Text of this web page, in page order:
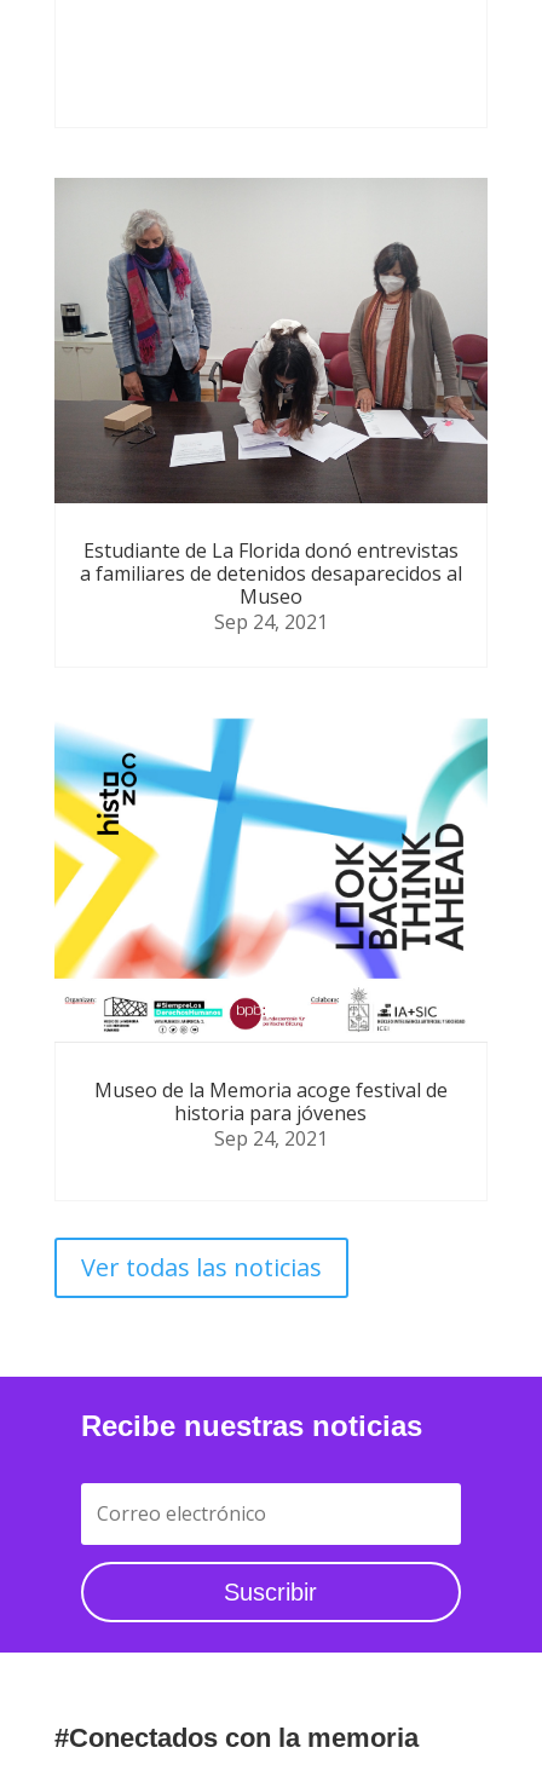
Estudiante de La Florida donó entrevistas
a familiares de detenidos desaparecidos al
Museo
Sep 24, 2021
Museo de la Memoria acoge festival de
historia para jóvenes
Sep 24, 2021
Ver todas las noticias
Recibe nuestras noticias
Suscribir
#Conectados con la memoria